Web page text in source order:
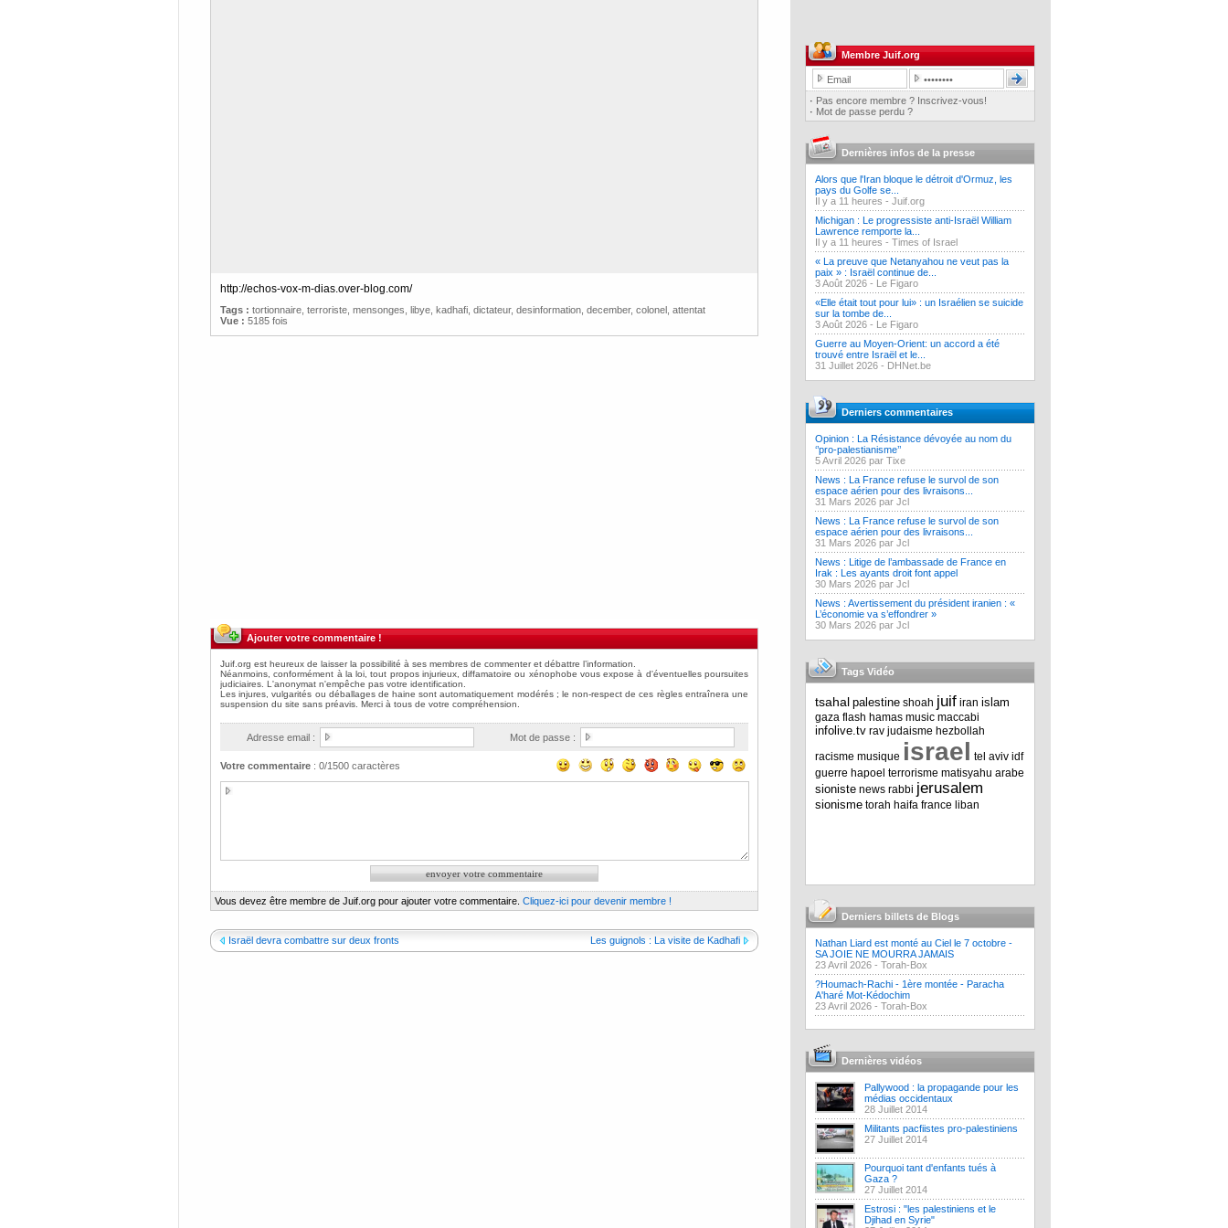
http://echos-vox-m-dias.over-blog.com/
Tags : tortionnaire, terroriste, mensonges libye, kadhafi, dictateur, desinformation, december, colonel, attentat
Vue : 5185 fois
Ajouter votre commentaire !
Adresse email : Mot de passe :
Votre commentaire: 0/1500 caractères
Vous devez être membre de Juif.org pour ajouter votre commentaire. Cliquez-ici pour devenir membre !
Israël devra combattre sur deux fronts Les guignols : La visite de Kadhafi
Membre Juif.org
· Pas encore membre ? Inscrivez-vous!
· Mot de passe perdu ?
Dernières infos de la presse
Alors que l'Iran bloque le détroit d'Ormuz, les
pays du Golfe se...
Il y a 11 heures - Juif.org
Michigan : Le progressiste anti-Israël William
Lawrence remporte la...
Il y a 11 heures - Times of Israel
« La preuve que Netanyahou ne veut pas la
paix » : Israël continue de...
3 Août 2026 - Le Figaro
«Elle était tout pour lui» : un Israélien se suicide
sur la tombe de...
3 Août 2026 - Le Figaro
Guerre au Moyen-Orient: un accord a été
trouvé entre Israël et le...
31 Juillet 2026 - DHNet.be
Derniers commentaires
Opinion : La Résistance dévoyée au nom du
‘’pro-palestianisme’’
5 Avril 2026 par Tixe
News : La France refuse le survol de son
espace aérien pour des livraisons...
31 Mars 2026 par Jcl
News : La France refuse le survol de son
espace aérien pour des livraisons...
31 Mars 2026 par Jcl
News : Litige de l’ambassade de France en
Irak : Les ayants droit font appel
30 Mars 2026 par Jcl
News : Avertissement du président iranien : «
L’économie va s’effondrer »
30 Mars 2026 par Jcl
Tags Vidéo
tsahal palestine shoah juif iran islam
gaza flash hamas music maccabi
infolive.tv rav judaisme hezbollah
racisme musique israel tel aviv idf
guerre hapoel terrorisme matisyahu arabe
sioniste news rabbi jerusalem
sionisme torah haifa france liban
Derniers billets de Blogs
Nathan Liard est monté au Ciel le 7 octobre -
SA JOIE NE MOURRA JAMAIS
23 Avril 2026 - Torah-Box
?Houmach-Rachi - 1ère montée - Paracha
A'haré Mot-Kédochim
23 Avril 2026 - Torah-Box
Dernières vidéos
Pallywood : la propagande pour les
médias occidentaux
28 Juillet 2014
Militants pacfiistes pro-palestiniens
27 Juillet 2014
Pourquoi tant d'enfants tués à
Gaza ?
27 Juillet 2014
Estrosi : "les palestiniens et le
Djihad en Syrie"